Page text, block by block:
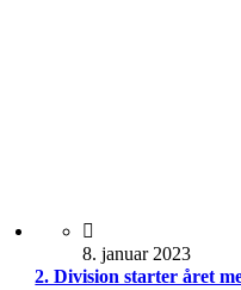
8. januar 2023
2. Division starter året